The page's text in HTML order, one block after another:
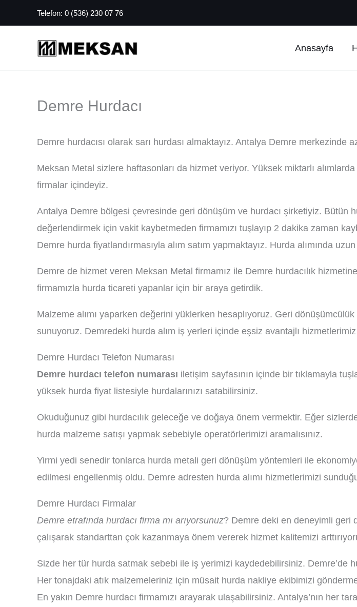
atla
Telefon: 0 (536) 230 07 76
Anasayfa
Demre Hurdacı
Demre hurdacısı olarak sarı hurdası almaktayız. Antalya Demre merkezinde
Meksan Metal sizlere haftasonları da hizmet veriyor. Yüksek miktarlı
firmalar içindeyiz.
Antalya Demre bölgesi çevresinde geri dönüşüm ve hurdacı şirketiyiz. Bütün
değerlendirmek için vakit kaybetmeden firmamızı tuşlayıp 2 dakika zaman
Demre hurda fiyatlandırmasıyla alım satım yapmaktayız. Hurda alımında
Demre de hizmet veren Meksan Metal firmamız ile Demre hurdacılık
firmamızla hurda ticareti yapanlar için bir araya getirdik.
Malzeme alımı yaparken değerini yüklerken hesaplıyoruz. Geri
sunuyoruz. Demredeki hurda alım iş yerleri içinde eşsiz avantajlı
Demre Hurdacı Telefon Numarası
Demre hurdacı telefon numarası iletişim sayfasının içinde bir tıklamayla
yüksek hurda fiyat listesiyle hurdalarınızı satabilirsiniz.
Okuduğunuz gibi hurdacılık geleceğe ve doğaya önem vermektir. Eğer
hurda malzeme satışı yapmak sebebiyle operatörlerimizi aramalısınız.
Yirmi yedi senedir tonlarca hurda metali geri dönüşüm yöntemleri ile
edilmesi engellenmiş oldu. Demre adresten hurda alımı hizmetlerimizi
Demre Hurdacı Firmalar
Demre etrafında hurdacı firma mı arıyorsunuz? Demre deki en deneyimli geri
çalışarak standarttan çok kazanmaya önem vererek hizmet kalitemizi
Sizde her tür hurda satmak sebebi ile iş yerimizi kaydedebilirsiniz. Demre’de
Her tonajdaki atık malzemeleriniz için müsait hurda nakliye ekibimizi
En yakın Demre hurdacı firmamızı arayarak ulaşabilirsiniz. Antalya’nın her